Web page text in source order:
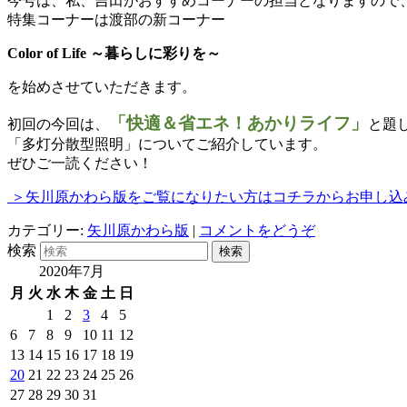
特集コーナーは渡部の新コーナー
Color of Life ～暮らしに彩りを～
を始めさせていただきます。
初回の今回は、 「快適＆省エネ！あかりライフ」
と題
「多灯分散型照明」についてご紹介しています。
ぜひご一読ください！
＞矢川原かわら版をご覧になりたい方はコチラからお申し込
カテゴリー: 矢川原かわら版 | コメントをどうぞ
検索
2020年7月
月 火 水 木 金 土 日
1
2 3 4
5
6
7 8 9 10 11 12
13 14 15 16 17 18 19
20 21 22 23 24 25 26
27 28 29 30 31